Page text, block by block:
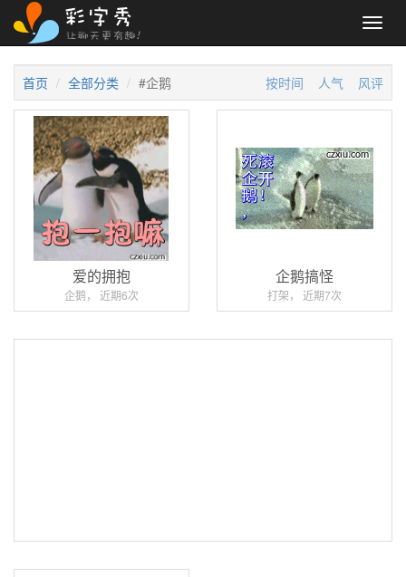
首页 全部分类 #企鹅 按时间 人气 风评
爱的拥抱
企鹅， 近期6次
企鹅搞怪
打架， 近期7次